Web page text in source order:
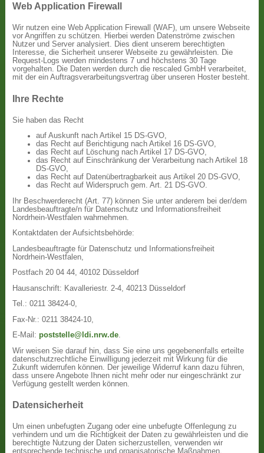
Web Application Firewall
Wir nutzen eine Web Application Firewall (WAF), um unsere Webseite
vor Angriffen zu schützen. Hierbei werden Datenströme zwischen
Nutzer und Server analysiert. Dies dient unserem berechtigten
Interesse, die Sicherheit unserer Webseite zu gewährleisten. Die
Request-Logs werden mindestens 7 und höchstens 30 Tage
vorgehalten. Die Daten werden durch die rescaled GmbH verarbeitet,
mit der ein Auftragsverarbeitungsvertrag über unseren Hoster besteht.
Ihre Rechte
Sie haben das Recht
auf Auskunft nach Artikel 15 DS-GVO,
das Recht auf Berichtigung nach Artikel 16 DS-GVO,
das Recht auf Löschung nach Artikel 17 DS-GVO,
das Recht auf Einschränkung der Verarbeitung nach Artikel 18
DS-GVO,
das Recht auf Datenübertragbarkeit aus Artikel 20 DS-GVO,
das Recht auf Widerspruch gem. Art. 21 DS-GVO.
Ihr Beschwerderecht (Art. 77) können Sie unter anderem bei der/dem
Landesbeauftragte/n für Datenschutz und Informationsfreiheit
Nordrhein-Westfalen wahrnehmen.
Kontaktdaten der Aufsichtsbehörde:
Landesbeauftragte für Datenschutz und Informationsfreiheit
Nordrhein-Westfalen,
Postfach 20 04 44, 40102 Düsseldorf
Hausanschrift: Kavalleriestr. 2-4, 40213 Düsseldorf
Tel.: 0211 38424-0,
Fax-Nr.: 0211 38424-10,
E-Mail:poststelle@ldi.nrw.de.
Wir weisen Sie darauf hin, dass Sie eine uns gegebenenfalls erteilte
datenschutzrechtliche Einwilligung jederzeit mit Wirkung für die
Zukunft widerrufen können. Der jeweilige Widerruf kann dazu führen,
dass unsere Angebote Ihnen nicht mehr oder nur eingeschränkt zur
Verfügung gestellt werden können.
Datensicherheit
Um einen unbefugten Zugang oder eine unbefugte Offenlegung zu
verhindern und um die Richtigkeit der Daten zu gewährleisten und die
berechtigte Nutzung der Daten sicherzustellen, verwenden wir